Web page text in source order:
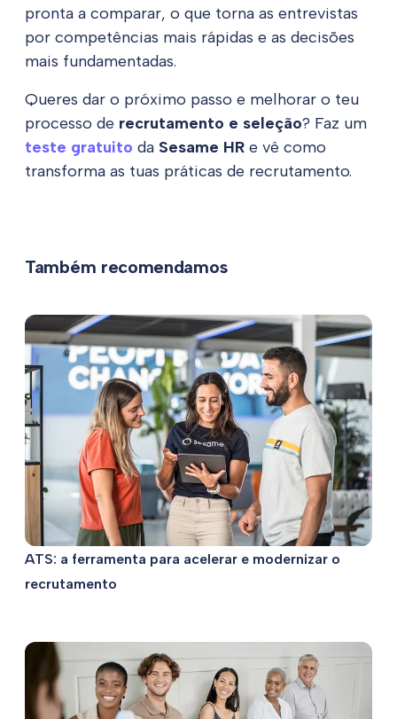
pronta a comparar, o que torna as entrevistas
por competências mais rápidas e as decisões
mais fundamentadas.
Queres dar o próximo passo e melhorar o teu
processo de recrutamento e seleção? Faz um
teste gratuito da Sesame HR e vê como
transforma as tuas práticas de recrutamento.
Também recomendamos
ATS: a ferramenta para acelerar e modernizar o
recrutamento